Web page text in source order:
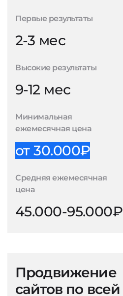
Первые результаты
2-3 мес
Высокие результаты
9-12 мес
Минимальная
ежемесячная цена
от 30.000₽
Средняя ежемесячная
цена
45.000-95.000₽
Продвижение
сайтов по всей